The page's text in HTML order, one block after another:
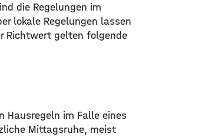
die Regelungen im
lokale Regelungen lassen
Richtwert gelten folgende
Hausregeln im Falle eines
Mittagsruhe, meist